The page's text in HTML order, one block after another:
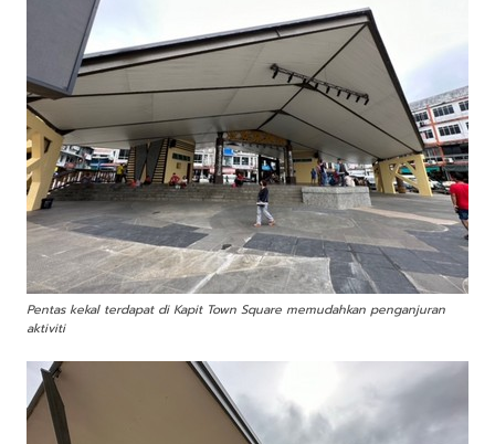
Pentas kekal terdapat di Kapit Town Square memudahkan penganjuran
aktiviti